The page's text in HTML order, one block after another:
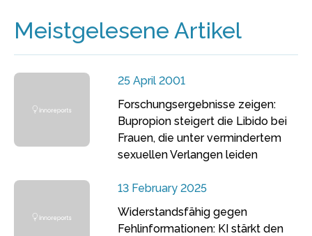
Meistgelesene Artikel
25 April 2001
Forschungsergebnisse zeigen:
Bupropion steigert die Libido bei
Frauen, die unter vermindertem
sexuellen Verlangen leiden
13 February 2025
Widerstandsfähig gegen
Fehlinformationen: KI stärkt den